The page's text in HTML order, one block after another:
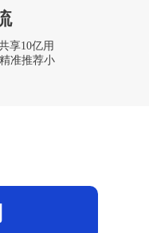
享10亿用
准推荐小